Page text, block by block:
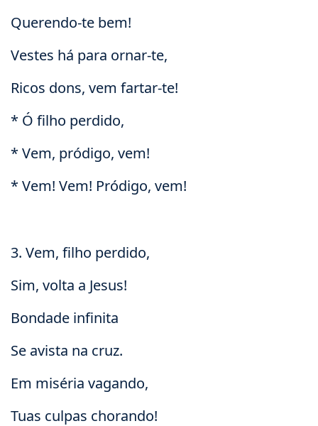
Querendo-te bem!
Vestes há para ornar-te,
Ricos dons, vem fartar-te!
* Ó filho perdido,
* Vem, pródigo, vem!
* Vem! Vem! Pródigo, vem!
3. Vem, filho perdido,
Sim, volta a Jesus!
Bondade infinita
Se avista na cruz.
Em miséria vagando,
Tuas culpas chorando!